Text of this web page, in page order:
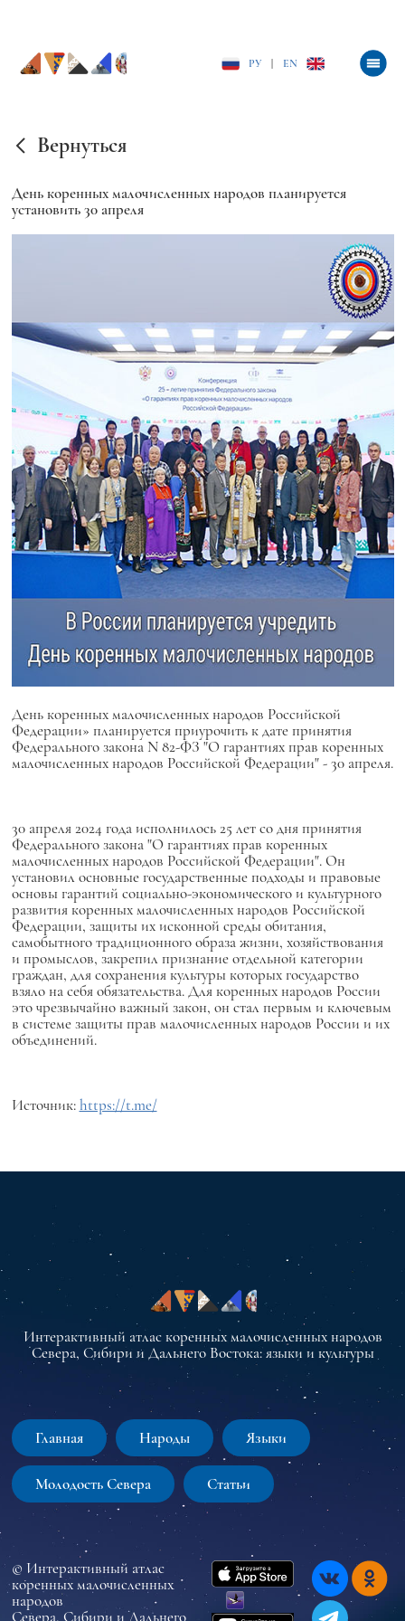
РУ EN
Вернуться
День коренных малочисленных народов планируется
установить 30 апреля
День коренных малочисленных народов Российской
Федерации» планируется приурочить к дате принятия
Федерального закона N 82-ФЗ "О гарантиях прав коренных
малочисленных народов Российской Федерации" - 30 апреля.
30 апреля 2024 года исполнилось 25 лет со дня принятия
Федерального закона "О гарантиях прав коренных
малочисленных народов Российской Федерации". Он
установил основные государственные подходы и правовые
основы гарантий социально-экономического и культурного
развития коренных малочисленных народов Российской
Федерации, защиты их исконной среды обитания,
самобытного традиционного образа жизни, хозяйствования
и промыслов, закрепил признание отдельной категории
граждан, для сохранения культуры которых государство
взяло на себя обязательства. Для коренных народов России
это чрезвычайно важный закон, он стал первым и ключевым
в системе защиты прав малочисленных народов России и их
объединений.
Источник:https://t.me/
Интерактивный атлас коренных малочисленных народов
Севера, Сибири и Дальнего Востока: языки и культуры
Главная Народы Языки
Молодость Севера Статьи
© Интерактивный атлас
коренных малочисленных
народов
Севера, Сибири и Дальнего